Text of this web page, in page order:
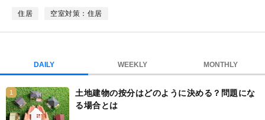
ー
住居 空室対策：住居
DAILY WEEKLY MONTHLY
1
土地建物の按分はどのように決める？問題にな
る場合とは